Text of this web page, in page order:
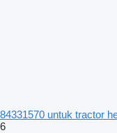
84331570 untuk tractor
6